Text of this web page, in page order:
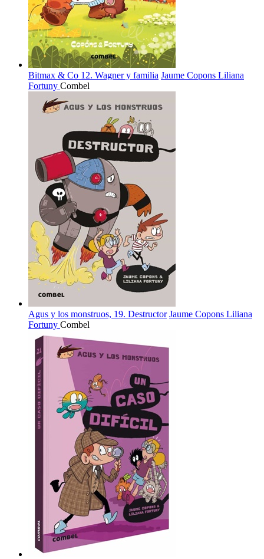
Bitmax & Co 12. Wagner y familia Jaume Copons Liliana
Fortuny Combel
Agus y los monstruos, 19. Destructor Jaume Copons Liliana
Fortuny Combel